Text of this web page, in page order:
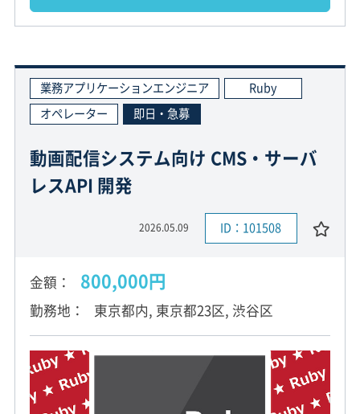
業務アプリケーションエンジニア
Ruby
オペレーター
即日・急募
動画配信システム向け CMS・サーバ
レスAPI 開発
2026.05.09 ID：101508
金額 800,000円
勤務地 東京都内, 東京都23区, 渋谷区